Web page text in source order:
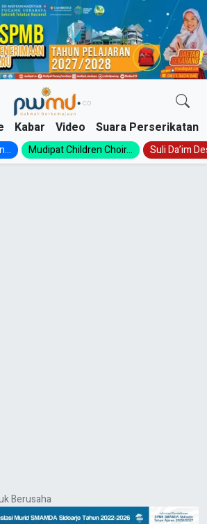
Kabar Video Suara Perserikatan
Mudipat Children Choir... Suli Da’im
Berusaha